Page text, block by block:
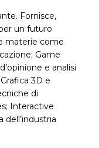
Fornisce,
un futuro
materie come
Game
e analisi
3D e
di
Interactive